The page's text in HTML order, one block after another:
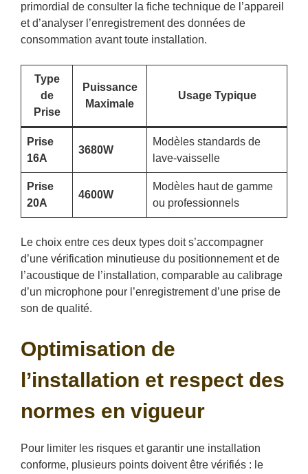
primordial de consulter la fiche technique de l’appareil
et d’analyser l’enregistrement des données de
consommation avant toute installation.
Type
de
Prise
Puissance
Maximale
Usage Typique
Prise
16A
3680W
Modèles standards de
lave-vaisselle
Prise
20A
4600W
Modèles haut de gamme
ou professionnels
Le choix entre ces deux types doit s’accompagner
d’une vérification minutieuse du positionnement et de
l’acoustique de l’installation, comparable au calibrage
d’un microphone pour l’enregistrement d’une prise de
son de qualité.
Optimisation de
l’installation et respect des
normes en vigueur
Pour limiter les risques et garantir une installation
conforme, plusieurs points doivent être vérifiés : le